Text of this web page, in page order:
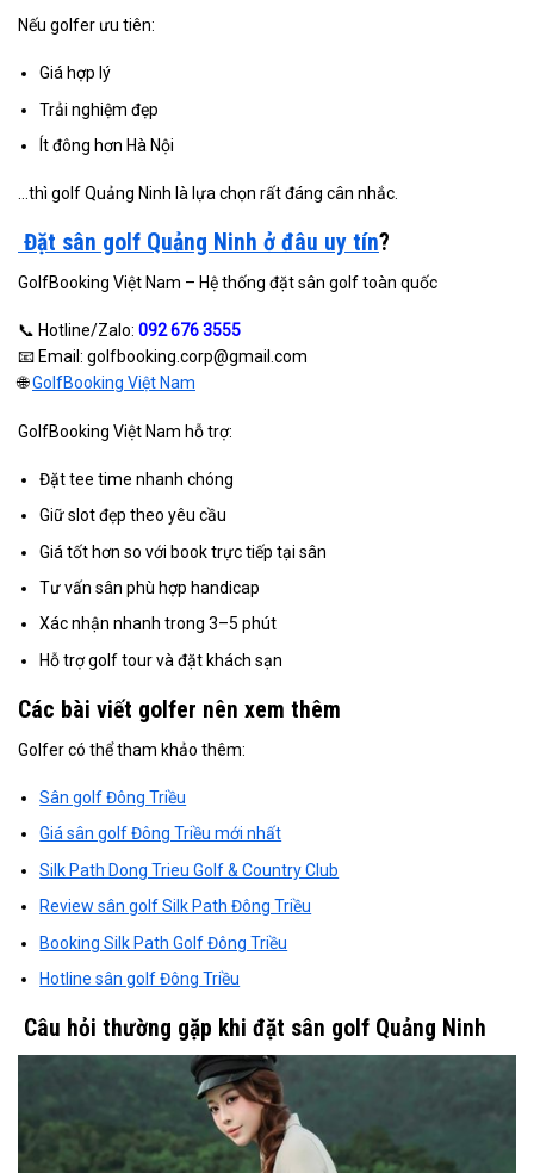
Nếu golfer ưu tiên:
Giá hợp lý
Trải nghiệm đẹp
Ít đông hơn Hà Nội
…thì golf Quảng Ninh là lựa chọn rất đáng cân nhắc.
Đặt sân golf Quảng Ninh ở đâu uy tín?
GolfBooking Việt Nam – Hệ thống đặt sân golf toàn quốc
📞 Hotline/Zalo: 092 676 3555
📧 Email: golfbooking.corp@gmail.com
🌐GolfBooking Việt Nam
GolfBooking Việt Nam hỗ trợ:
Đặt tee time nhanh chóng
Giữ slot đẹp theo yêu cầu
Giá tốt hơn so với book trực tiếp tại sân
Tư vấn sân phù hợp handicap
Xác nhận nhanh trong 3–5 phút
Hỗ trợ golf tour và đặt khách sạn
Các bài viết golfer nên xem thêm
Golfer có thể tham khảo thêm:
Sân golf Đông Triều
Giá sân golf Đông Triều mới nhất
Silk Path Dong Trieu Golf & Country Club
Review sân golf Silk Path Đông Triều
Booking Silk Path Golf Đông Triều
Hotline sân golf Đông Triều
Câu hỏi thường gặp khi đặt sân golf Quảng Ninh